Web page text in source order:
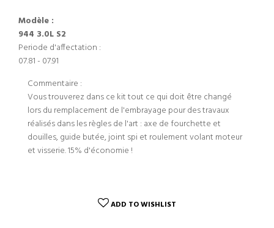
Modèle :
944 3.0L S2
Periode d'affectation :
07.81 - 07.91
Commentaire :
Vous trouverez dans ce kit tout ce qui doit être changé
lors du remplacement de l'embrayage pour des travaux
réalisés dans les règles de l'art : axe de fourchette et
douilles, guide butée, joint spi et roulement volant moteur
et visserie. 15% d'économie !
ADD TO WISHLIST